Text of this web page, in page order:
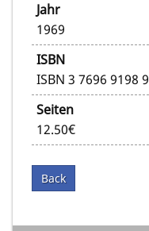
Jahr
1969
ISBN
ISBN 3 7696 9198 9
Seiten
12.50€
Back